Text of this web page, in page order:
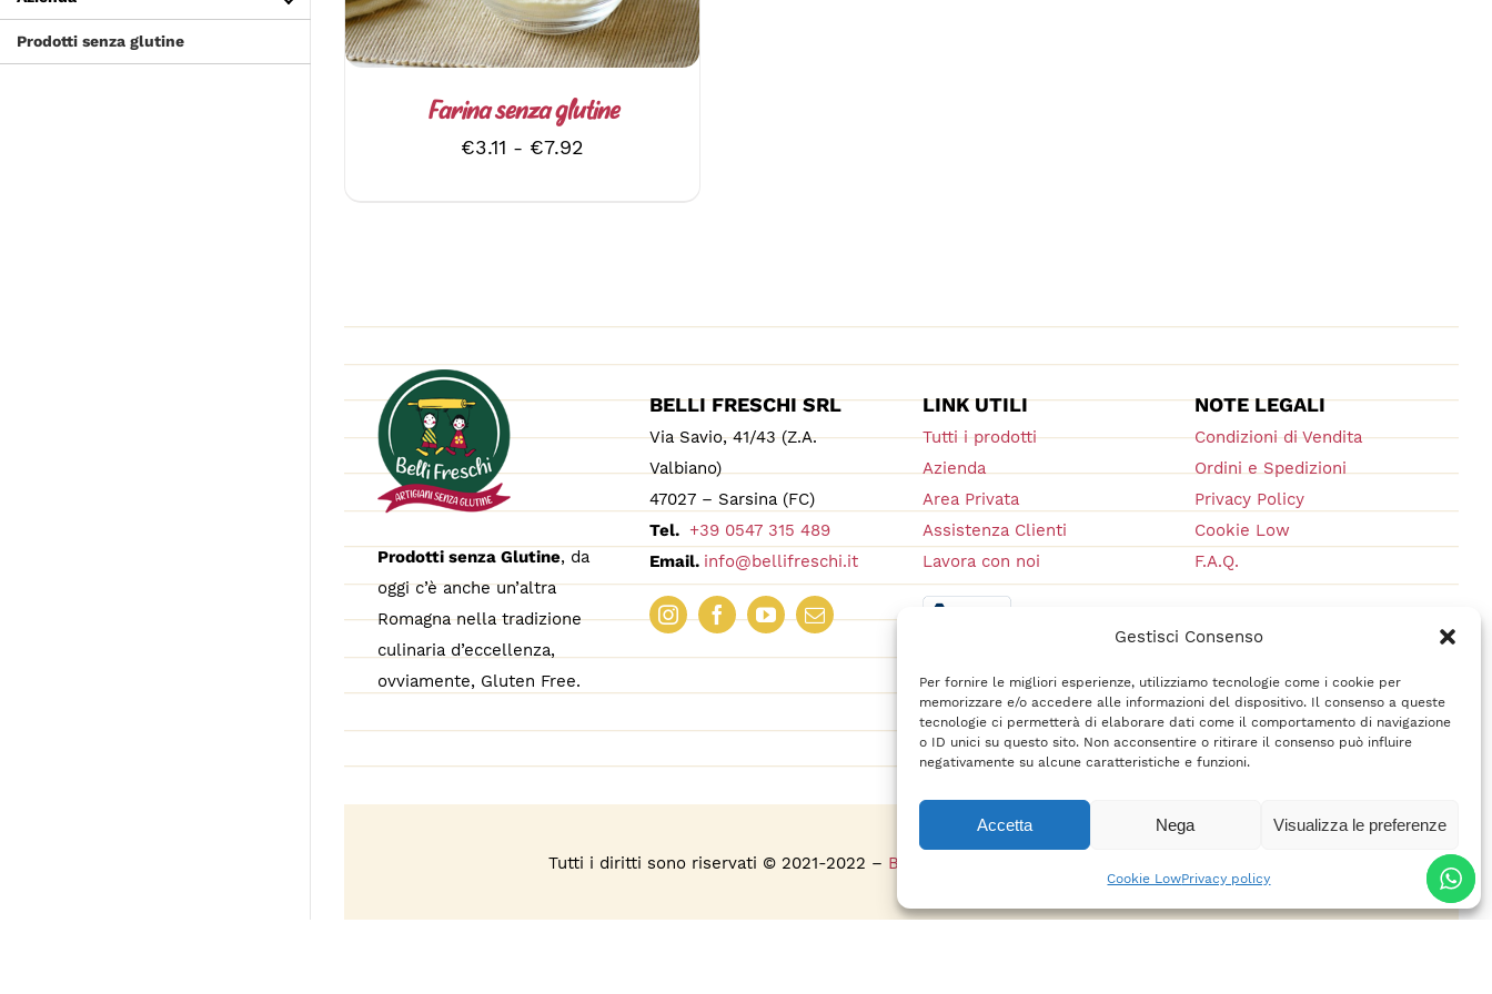
Gestisci Consenso
Per fornire le migliori esperienze, utilizziamo tecnologie come i cookie per
memorizzare e/o accedere alle informazioni del dispositivo. Il consenso a queste
tecnologie ci permetterà di elaborare dati come il comportamento di navigazione
o ID unici su questo sito. Non acconsentire o ritirare il consenso può influire
negativamente su alcune caratteristiche e funzioni.
Accetta Nega Visualizza le preferenze
Cookie LowPrivacy policy
Prodotti senza glutine
LE
OPZIONI
POSSONO
SCELTE
NELLA
PAGINA
Farina senza glutine
€3.11 - €7.92
€7.92
Prodotti senza Glutine, da
oggi c’è anche un’altra
Romagna nella tradizione
culinaria d’eccellenza,
ovviamente, Gluten Free.
BELLI FRESCHI SRL
Via Savio, 41/43 (Z.A.
Valbiano)
47027 – Sarsina (FC)
Tel. +39 0547 315 489
Email. info@bellifreschi.it
LINK UTILI
Tutti i prodotti
Azienda
Area Privata
Assistenza Clienti
Lavora con noi
NOTE LEGALI
Condizioni di Vendita
Ordini e Spedizioni
Privacy Policy
Cookie Low
F.A.Q.
Tutti i diritti sono riservati © 2021-2022 – BelliFreschi